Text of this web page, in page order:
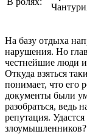
На базу отдыха
нарушения. Но
честнейшие люди
Откуда взяться
понимает, что его
документы были
разобраться, ведь
репутация.
злоумышленников?